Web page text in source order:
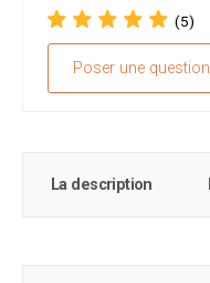
(5)
Poser une question
La description